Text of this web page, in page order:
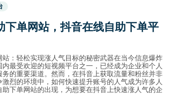
下单网站，抖音在线自助下单平
：轻松实现涨人气目标的秘密武器在当今信息爆炸
最受欢迎的短视频平台之一，已经成为企业和个人
的重要渠道。然而，在抖音上获取流量和粉丝并非
烈的环境中，如何快速提升账号的人气成为许多人
助下单网站的出现，为想要在抖音上快速涨人气的企